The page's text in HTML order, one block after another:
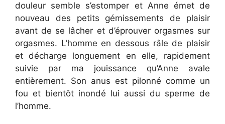
douleur semble s’estomper et Anne émet de
nouveau des petits gémissements de plaisir
avant de se lâcher et d’éprouver orgasmes sur
orgasmes. L’homme en dessous râle de plaisir
et décharge longuement en elle, rapidement
suivie par ma jouissance qu’Anne avale
entièrement. Son anus est pilonné comme un
fou et bientôt inondé lui aussi du sperme de
l’homme.